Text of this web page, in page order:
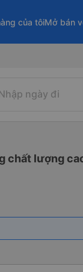
của tôiMở bán
ngày đi
chất lượng